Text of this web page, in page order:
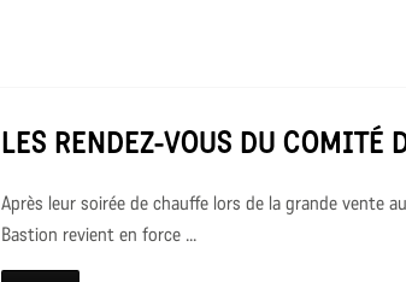
LES RENDEZ-VOUS DU COMITÉ
Après leur soirée de chauffe lors de la grande vente
Bastion revient en force ...